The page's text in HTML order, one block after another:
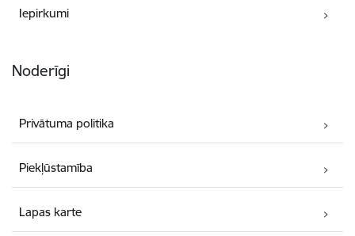
Iepirkumi
Noderīgi
Privātuma politika
Piekļūstamība
Lapas karte